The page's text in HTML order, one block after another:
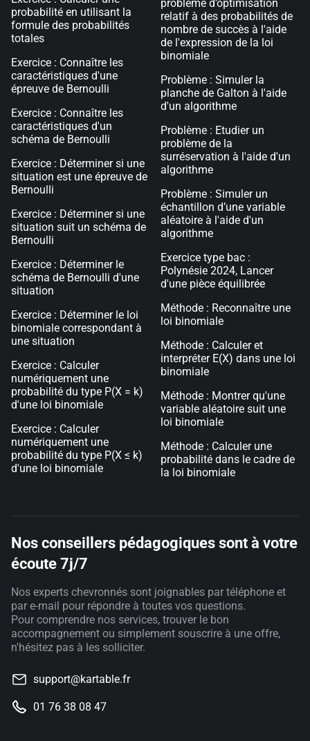
probabilité en utilisant la
formule des probabilités
totales
Exercice : Connaître les
caractéristiques d'une
épreuve de Bernoulli
Exercice : Connaître les
caractéristiques d'un
schéma de Bernoulli
Exercice : Déterminer si une
situation est une épreuve de
Bernoulli
Exercice : Déterminer si une
situation suit un schéma de
Bernoulli
Exercice : Déterminer le
schéma de Bernoulli d'une
situation
Exercice : Déterminer le loi
binomiale correspondant à
une situation
Exercice : Calculer
numériquement une
probabilité du type P(X = k)
d'une loi binomiale
Exercice : Calculer
numériquement une
probabilité du type P(X ≤ k)
d'une loi binomiale
problème d’optimisation
relatif à des probabilités de
nombre de succès à l'aide
de l'expression de la loi
binomiale
Problème : Simuler la
planche de Galton à l'aide
d'un algorithme
Problème : Etudier un
problème de la
surréservation à l'aide d'un
algorithme
Problème : Simuler un
échantillon d’une variable
aléatoire à l'aide d'un
algorithme
Exercice type bac :
Polynésie 2024, Lancer
d'une pièce équilibrée
Méthode : Reconnaître une
loi binomiale
Méthode : Calculer et
interpréter E(X) dans une loi
binomiale
Méthode : Montrer qu'une
variable aléatoire suit une
loi binomiale
Méthode : Calculer une
probabilité dans le cadre de
la loi binomiale
Nos conseillers pédagogiques sont à votre
écoute 7j/7
Nos experts chevronnés sont joignables par téléphone et
par e-mail pour répondre à toutes vos questions.
Pour comprendre nos services, trouver le bon
accompagnement ou simplement souscrire à une offre,
n'hésitez pas à les solliciter.
support@kartable.fr
01 76 38 08 47